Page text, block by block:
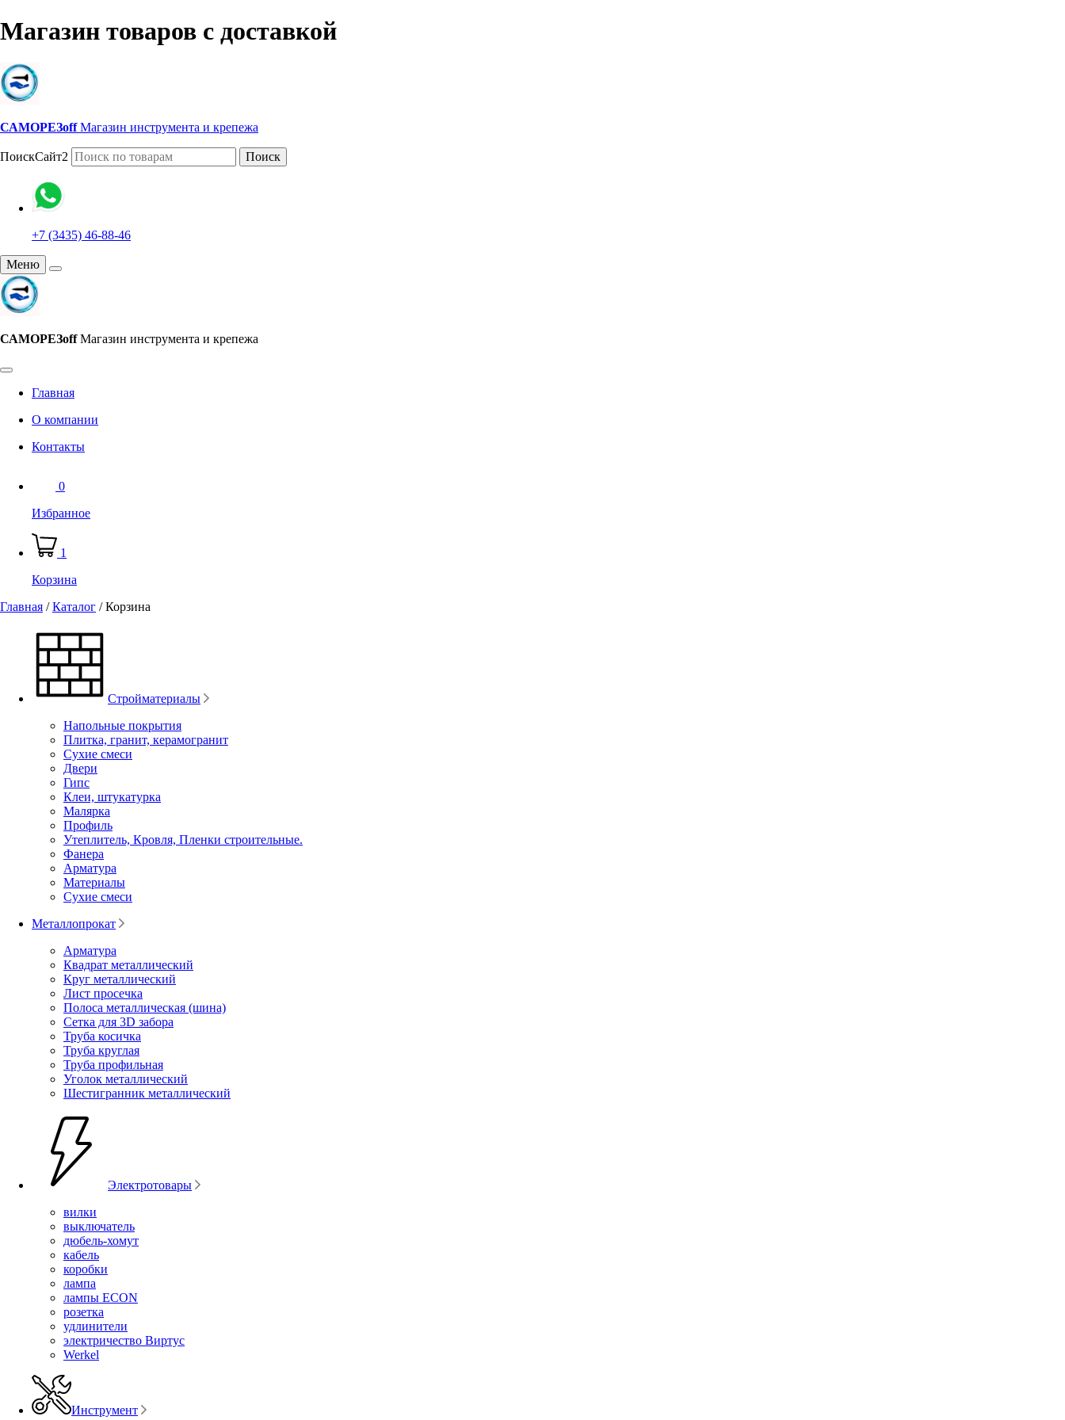
Магазин товаров с доставкой
САМОРЕЗoff Магазин инструмента и крепежа
ПоискСайт2 Поиск
+7 (3435) 46-88-46
Меню
САМОРЕЗoff Магазин инструмента и крепежа
Главная
О компании
Контакты
0
Избранное
1
Корзина
Главная /Каталог /Корзина
Стройматериалы
Напольные покрытия
Плитка, гранит, керамогранит
Сухие смеси
Двери
Гипс
Клеи, штукатурка
Малярка
Профиль
Утеплитель, Кровля, Пленки строительные.
Фанера
Арматура
Материалы
Сухие смеси
Металлопрокат
Арматура
Квадрат металлический
Круг металлический
Лист просечка
Полоса металлическая (шина)
Сетка для 3D забора
Труба косичка
Труба круглая
Труба профильная
Уголок металлический
Шестигранник металлический
Электротовары
вилки
выключатель
дюбель-хомут
кабель
коробки
лампа
лампы ECON
розетка
удлинители
электричество Виртус
Werkel
Инструмент